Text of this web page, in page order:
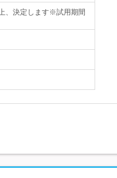
、決定します※試用期間